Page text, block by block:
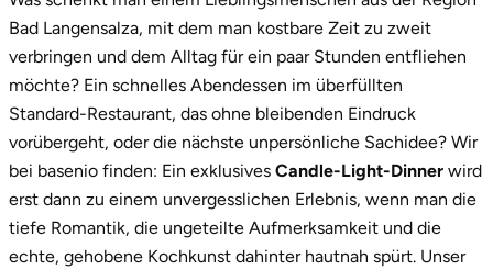
2. Unsere Menü-Vielfalt: Für jede
Liebesgeschichte das passende Erlebnis
3. Ein Geschenk, das Eindruck macht: die
exklusive Box
4. Jetzt dein romantisches kulinarisches
Abenteuer in Bad Langensalza starten!
Bad Langensalza, mit dem man kostbare Zeit zu zweit
verbringen und dem Alltag für ein paar Stunden entfliehen
möchte? Ein schnelles Abendessen im überfüllten
Standard-Restaurant, das ohne bleibenden Eindruck
vorübergeht, oder die nächste unpersönliche Sachidee? Wir
bei basenio finden: Ein exklusives Candle-Light-Dinner wird
erst dann zu einem unvergesslichen Erlebnis, wenn man die
tiefe Romantik, die ungeteilte Aufmerksamkeit und die
echte, gehobene Kochkunst dahinter hautnah spürt. Unser
Mönchengladbach
München
Münster
Nagold
Neckarsulm